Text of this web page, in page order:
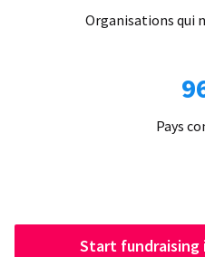
Organisations qui
Pays
Start fundraising